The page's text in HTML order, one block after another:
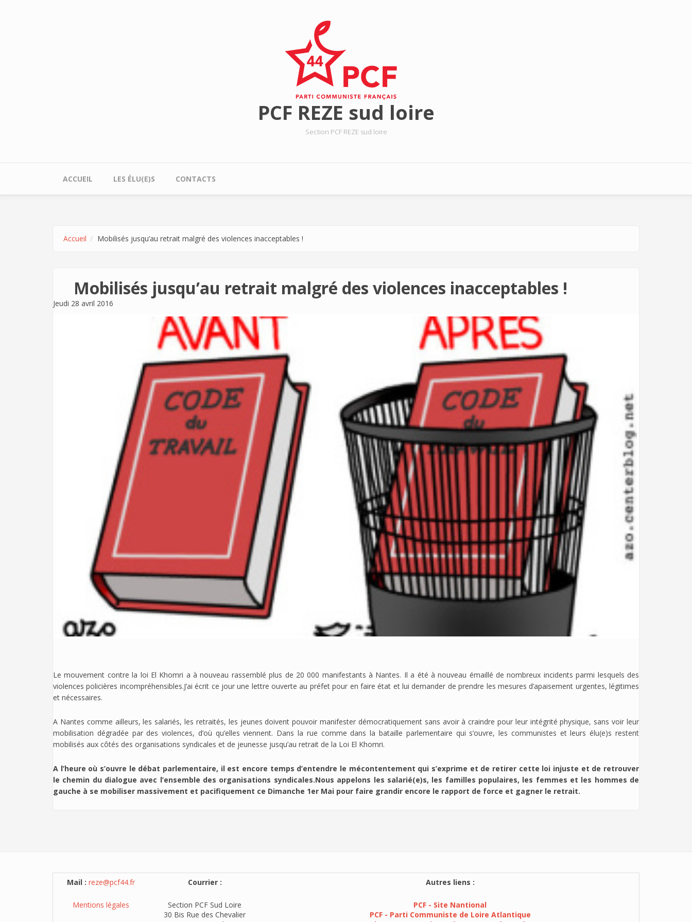
PCF REZE sud loire
Section PCF REZE sud loire
ACCUEIL LES ÉLU(E)S CONTACTS
Accueil Mobilisés jusqu’au retrait malgré des violences inacceptables !
Mobilisés jusqu’au retrait malgré des violences inacceptables !
Jeudi 28 avril 2016
Le mouvement contre la loi El Khomri a à nouveau rassemblé plus de 20 000 manifestants à Nantes. Il a été à nouveau émaillé de nombreux incidents parmi lesquels des
violences policières incompréhensibles.J’ai écrit ce jour une lettre ouverte au préfet pour en faire état et lui demander de prendre les mesures d’apaisement urgentes, légitimes
et nécessaires.
A Nantes comme ailleurs, les salariés, les retraités, les jeunes doivent pouvoir manifester démocratiquement sans avoir à craindre pour leur intégrité physique, sans voir leur
mobilisation dégradée par des violences, d’où qu’elles viennent. Dans la rue comme dans la bataille parlementaire qui s’ouvre, les communistes et leurs élu(e)s restent
mobilisés aux côtés des organisations syndicales et de jeunesse jusqu’au retrait de la Loi El Khomri.
A l’heure où s’ouvre le débat parlementaire, il est encore temps d’entendre le mécontentement qui s’exprime et de retirer cette loi injuste et de retrouver
le chemin du dialogue avec l’ensemble des organisations syndicales.Nous appelons les salarié(e)s, les familles populaires, les femmes et les hommes de
gauche à se mobiliser massivement et pacifiquement ce Dimanche 1er Mai pour faire grandir encore le rapport de force et gagner le retrait.
Mail : reze@pcf44.fr
Mentions légales
Courrier :
Section PCF Sud Loire
30 Bis Rue des Chevalier
Autres liens :
PCF - Site Nantional
PCF - Parti Communiste de Loire Atlantique